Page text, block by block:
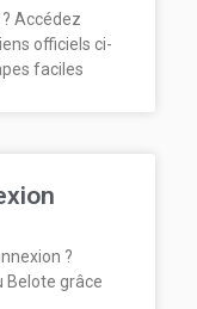
Accédez
officiels ci-
faciles
?
Belote grâce